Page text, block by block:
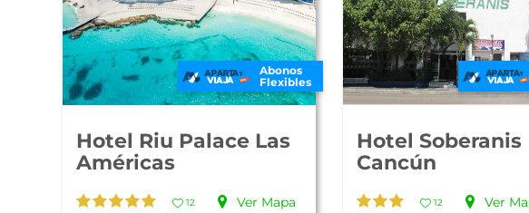
Abonos
Flexibles
Hotel Riu Palace Las
Américas
12
Ver Mapa
Hotel Soberanis
Cancún
12
Ver